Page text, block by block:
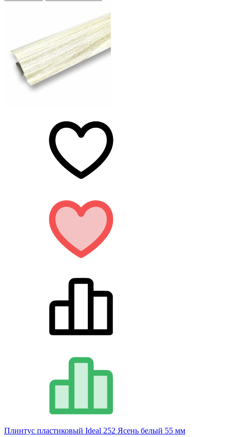
Плинтус пластиковый Ideal 252 Ясень белый 55 мм